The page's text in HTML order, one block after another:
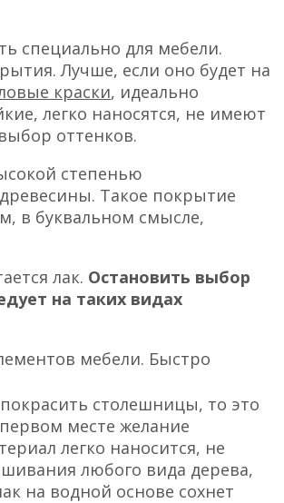
специально для мебели.
Лучше, если оно будет на
краски, идеально
легко наносятся, не имеют
оттенков.
степенью
Такое покрытие
в буквальном смысле,
лак. Остановить выбор
на таких видах
мебели. Быстро
столешницы, то это
месте желание
легко наносится, не
любого вида дерева,
на водной основе сохнет